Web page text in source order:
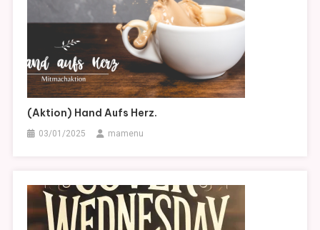
(Aktion) Hand Aufs Herz.
03/01/2025 mamenu